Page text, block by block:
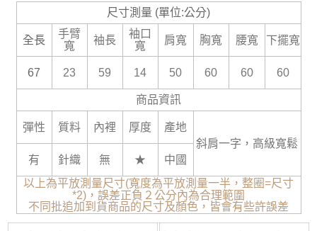
尺寸測量 (單位:公分)
全長
手臂
寬
袖長
袖口
寬
肩寬 胸寬 腰寬 下擺寬
67 23 59 14 50 60 60 60
商品資訊
彈性 質料 內裡 厚度
產地
斜肩一字，高級寬鬆
有
針織 無 ★
中國
以上為平放測量尺寸(寬度為平放測量一半，整圈=尺寸
*2)，誤差正負２公分內為合理範圍
不同批追加到貨商品的尺寸及顏色，皆會有些許誤差